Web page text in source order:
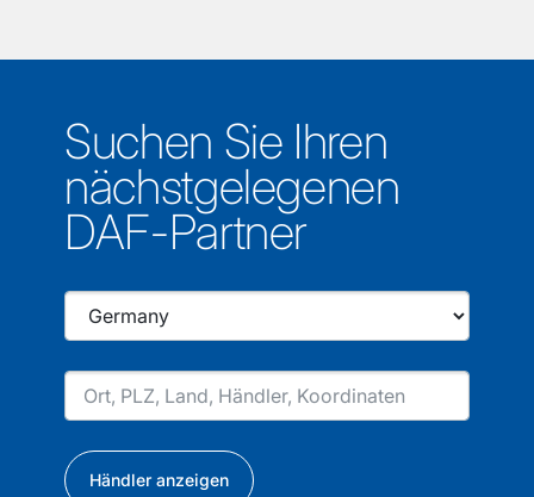
Suchen Sie Ihren
nächstgelegenen
DAF-Partner
Händler anzeigen